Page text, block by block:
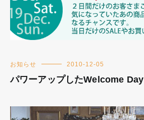
お知らせ 2010-12-05
パワーアップしたWelcome Day